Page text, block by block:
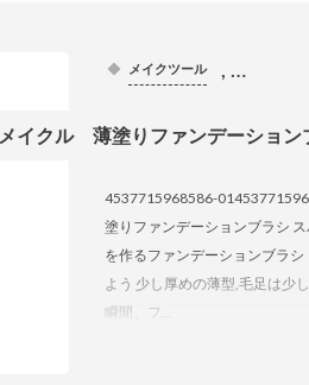
メイクツール , …
メイクル 薄塗りファンデーション
4537715968586-
塗りファンデーションブラシ
を作るファンデーションブラ
よう 少し厚めの薄型,毛足は少
瞬間、フ...